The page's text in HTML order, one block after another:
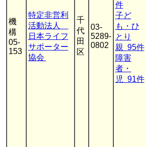
機
構
05-
153
特定非営利
活動法人
日本ライフ
サポーター
協会
千
代
田
区
03-
5289-
0802
件
子ど
も・ひ
とり
親 95件
障害
者・
児 91件